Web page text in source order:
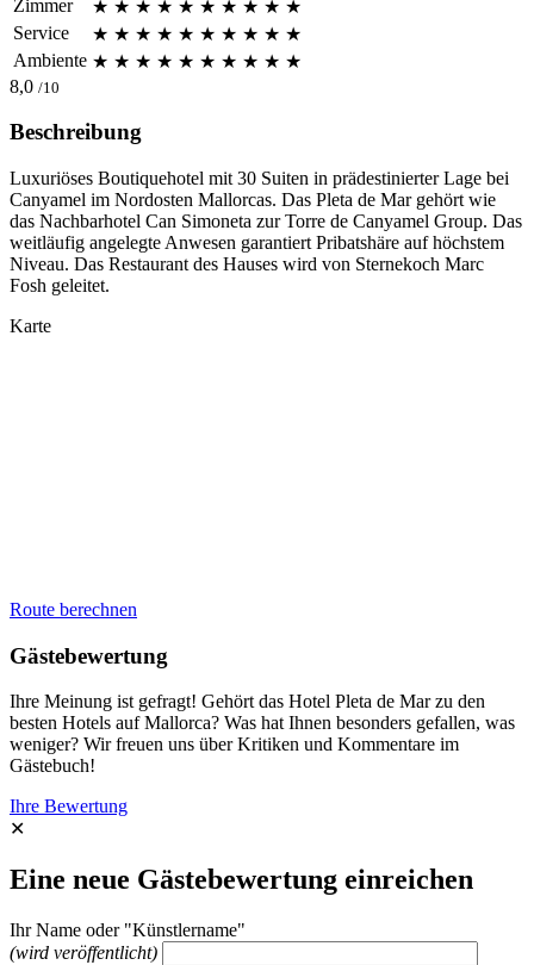
Zimmer ★ ★ ★ ★ ★ ★ ★ ★ ★ ★
Service
★ ★ ★ ★ ★ ★ ★ ★ ★ ★
Ambiente ★ ★ ★ ★ ★ ★ ★ ★ ★ ★
8,0 /10
Beschreibung
Luxuriöses Boutiquehotel mit 30 Suiten in prädestinierter Lage bei
Canyamel im Nordosten Mallorcas. Das Pleta de Mar gehört wie
das Nachbarhotel Can Simoneta zur Torre de Canyamel Group. Das
weitläufig angelegte Anwesen garantiert Pribatshäre auf höchstem
Niveau. Das Restaurant des Hauses wird von Sternekoch Marc
Fosh geleitet.
Karte
Route berechnen
Gästebewertung
Ihre Meinung ist gefragt! Gehört das Hotel Pleta de Mar zu den
besten Hotels auf Mallorca? Was hat Ihnen besonders gefallen, was
weniger? Wir freuen uns über Kritiken und Kommentare im
Gästebuch!
Ihre Bewertung
✕
Eine neue Gästebewertung einreichen
Ihr Name oder "Künstlername"
(wird veröffentlicht)